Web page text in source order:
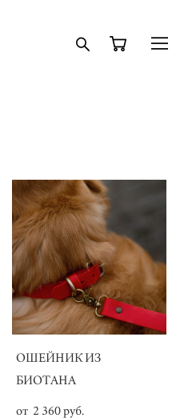
ОШЕЙНИК ИЗ
БИОТАНА
от 2 360 pуб.